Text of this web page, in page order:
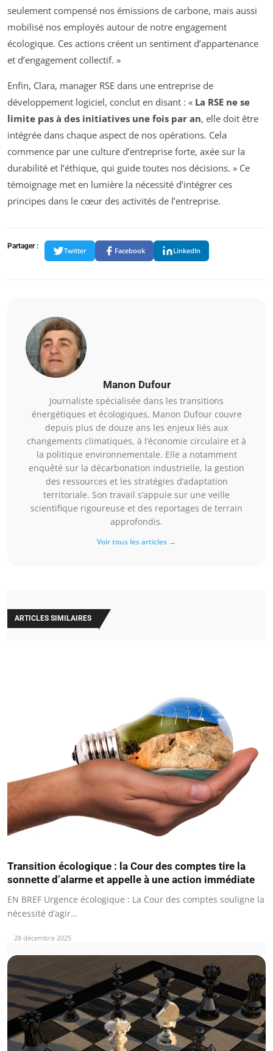
seulement compensé nos émissions de carbone, mais aussi
mobilisé nos employés autour de notre engagement
écologique. Ces actions créent un sentiment d’appartenance
et d’engagement collectif. »
Enfin, Clara, manager RSE dans une entreprise de
développement logiciel, conclut en disant : « La RSE ne se
limite pas à des initiatives une fois par an, elle doit être
intégrée dans chaque aspect de nos opérations. Cela
commence par une culture d’entreprise forte, axée sur la
durabilité et l’éthique, qui guide toutes nos décisions. » Ce
témoignage met en lumière la nécessité d’intégrer ces
principes dans le cœur des activités de l’entreprise.
Partager :
Twitter Facebook LinkedIn
Manon Dufour
Journaliste spécialisée dans les transitions
énergétiques et écologiques, Manon Dufour couvre
depuis plus de douze ans les enjeux liés aux
changements climatiques, à l’économie circulaire et à
la politique environnementale. Elle a notamment
enquêté sur la décarbonation industrielle, la gestion
des ressources et les stratégies d’adaptation
territoriale. Son travail s’appuie sur une veille
scientifique rigoureuse et des reportages de terrain
approfondis.
Voir tous les articles →
ARTICLES SIMILAIRES
Transition écologique : la Cour des comptes tire la
sonnette d’alarme et appelle à une action immédiate
EN BREF Urgence écologique : La Cour des comptes souligne la
nécessité d’agir…
28 décembre 2025